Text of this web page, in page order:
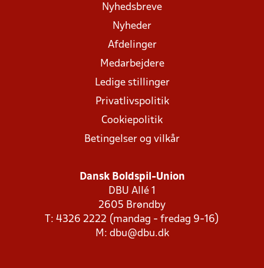
Nyhedsbreve
Nyheder
Afdelinger
Medarbejdere
Ledige stillinger
Privatlivspolitik
Cookiepolitik
Betingelser og vilkår
Dansk Boldspil-Union
DBU Allé 1
2605 Brøndby
T: 4326 2222 (mandag - fredag 9-16)
M: dbu@dbu.dk